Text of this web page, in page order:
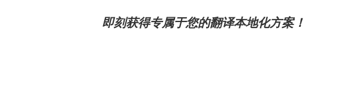
即刻获得专属于您的翻译本地化方案！